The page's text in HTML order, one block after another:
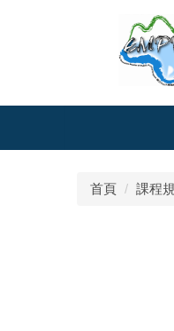
容
首頁 課程